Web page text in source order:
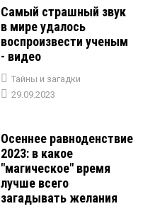
Самый страшный звук
в мире удалось
воспроизвести ученым
- видео
Тайны и загадки
29.09.2023
Осеннее равноденствие
2023: в какое
"магическое" время
лучше всего
загадывать желания